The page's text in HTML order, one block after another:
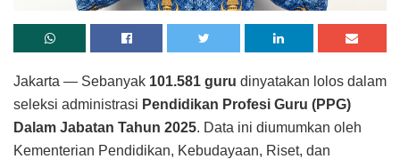
Jakarta — Sebanyak 101.581 guru dinyatakan lolos dalam
seleksi administrasi Pendidikan Profesi Guru (PPG)
Dalam Jabatan Tahun 2025. Data ini diumumkan oleh
Kementerian Pendidikan, Kebudayaan, Riset, dan